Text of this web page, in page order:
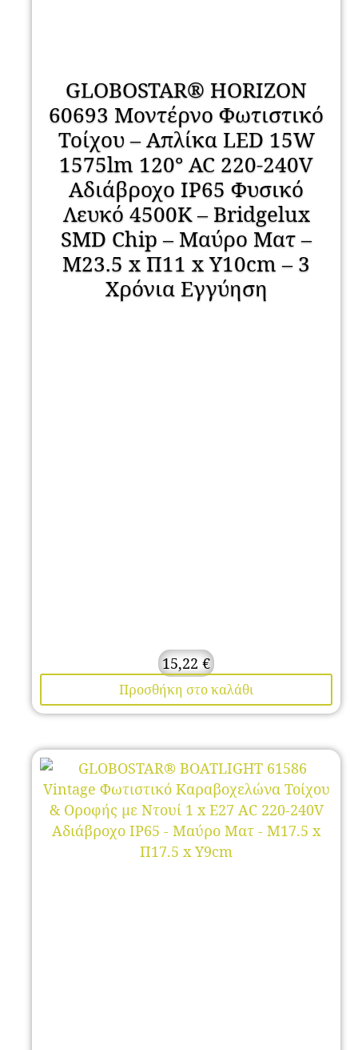
GLOBOSTAR® HORIZON
60693 Μοντέρνο Φωτιστικό
Τοίχου – Απλίκα LED 15W
1575lm 120° AC 220-240V
Αδιάβροχο IP65 Φυσικό
Λευκό 4500K – Bridgelux
SMD Chip – Μαύρο Ματ –
Μ23.5 x Π11 x Υ10cm – 3
Χρόνια Εγγύηση
15,22 €
Προσθήκη στο καλάθι